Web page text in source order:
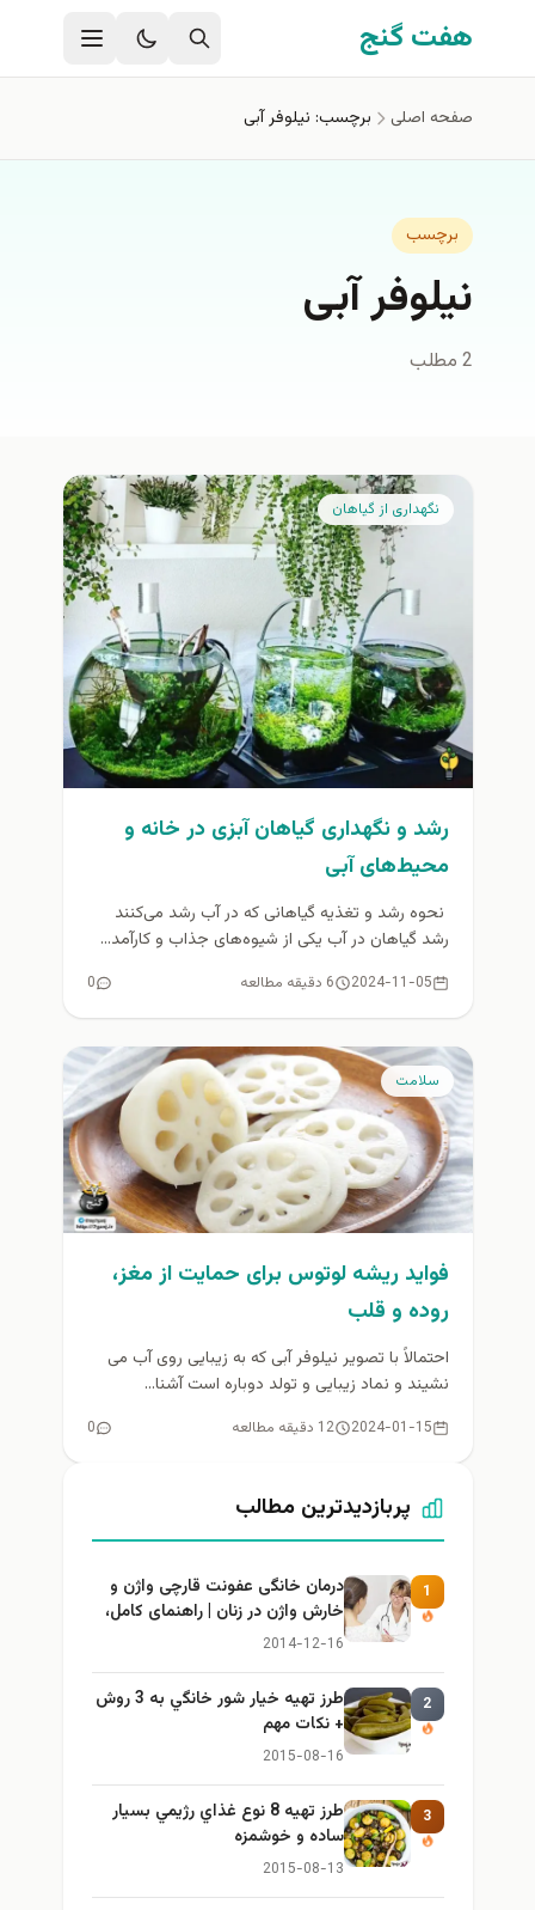
رفتن به محتوای اصلی
هفت گنج
صفحه اصلی برچسب: نیلوفر آبی
برچسب
نیلوفر آبی
2 مطلب
نگهداری از گیاهان
رشد و نگهداری گیاهان آبزی در خانه و
محیط‌های آبی
نحوه رشد و تغذیه گیاهانی که در آب رشد می‌کنند
رشد گیاهان در آب یکی از شیوه‌های جذاب و کارآمد...
2024-11-05 6 دقیقه مطالعه 0
سلامت
فواید ریشه لوتوس برای حمایت از مغز،
روده و قلب
احتمالاً با تصویر نیلوفر آبی که به زیبایی روی آب می
نشیند و نماد زیبایی و تولد دوباره است آشنا...
2024-01-15 12 دقیقه مطالعه 0
پربازدیدترین مطالب
1
درمان خانگی عفونت قارچی واژن و
خارش واژن در زنان | راهنمای کامل،
ایمن و کاربردی
2014-12-16
2
طرز تهيه خیار شور خانگي به 3 روش
+ نكات مهم
2015-08-16
3
طرز تهيه 8 نوع غذاي رژيمي بسيار
ساده و خوشمزه
2015-08-13